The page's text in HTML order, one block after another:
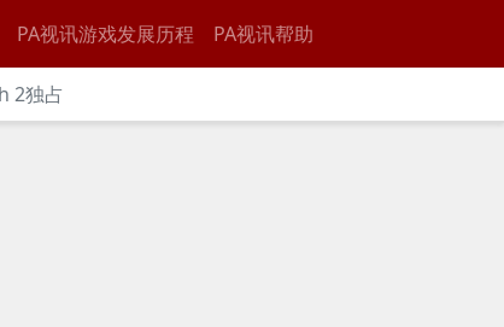
PA视讯游戏发展历程 PA视讯帮助
2独占